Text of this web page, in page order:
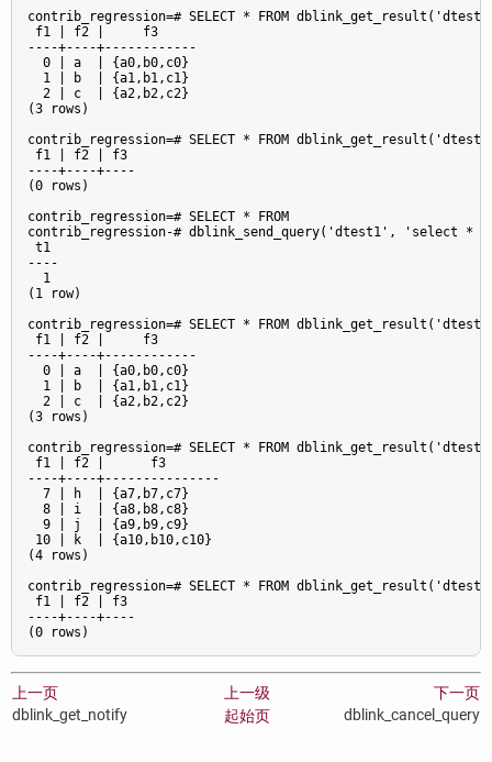
contrib_regression=# SELECT * FROM
f1 | f2 |     f3
----+----+------------
  0 | a  | {a0,b0,c0}
  1 | b  | {a1,b1,c1}
  2 | c  | {a2,b2,c2}
(3 rows)
contrib_regression=# SELECT * FROM
f1 | f2 | f3
----+----+----
(0 rows)
contrib_regression=# SELECT * FROM
contrib_regression-# dblink_send_query('dtest1', 'select *
t1
----
  1
(1 row)
contrib_regression=# SELECT * FROM
f1 | f2 |     f3
----+----+------------
  0 | a  | {a0,b0,c0}
  1 | b  | {a1,b1,c1}
  2 | c  | {a2,b2,c2}
(3 rows)
contrib_regression=# SELECT * FROM
f1 | f2 |      f3
----+----+---------------
  7 | h  | {a7,b7,c7}
  8 | i  | {a8,b8,c8}
  9 | j  | {a9,b9,c9}
10 | k  | {a10,b10,c10}
(4 rows)
contrib_regression=# SELECT * FROM
f1 | f2 | f3
----+----+----
(0 rows)
上一页 上一级
下一页
dblink_get_notify
起始页 dblink_cancel_query